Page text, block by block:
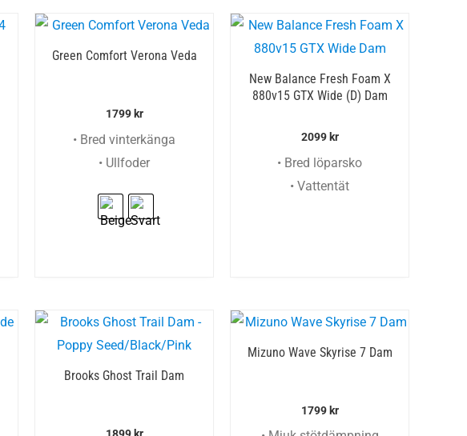
Green Comfort Verona Veda
1799 kr
• Bred vinterkänga
• Ullfoder
New Balance Fresh Foam X
880v15 GTX Wide (D) Dam
2099 kr
• Bred löparsko
• Vattentät
Brooks Ghost Trail Dam
Mizuno Wave Skyrise 7 Dam
1799 kr